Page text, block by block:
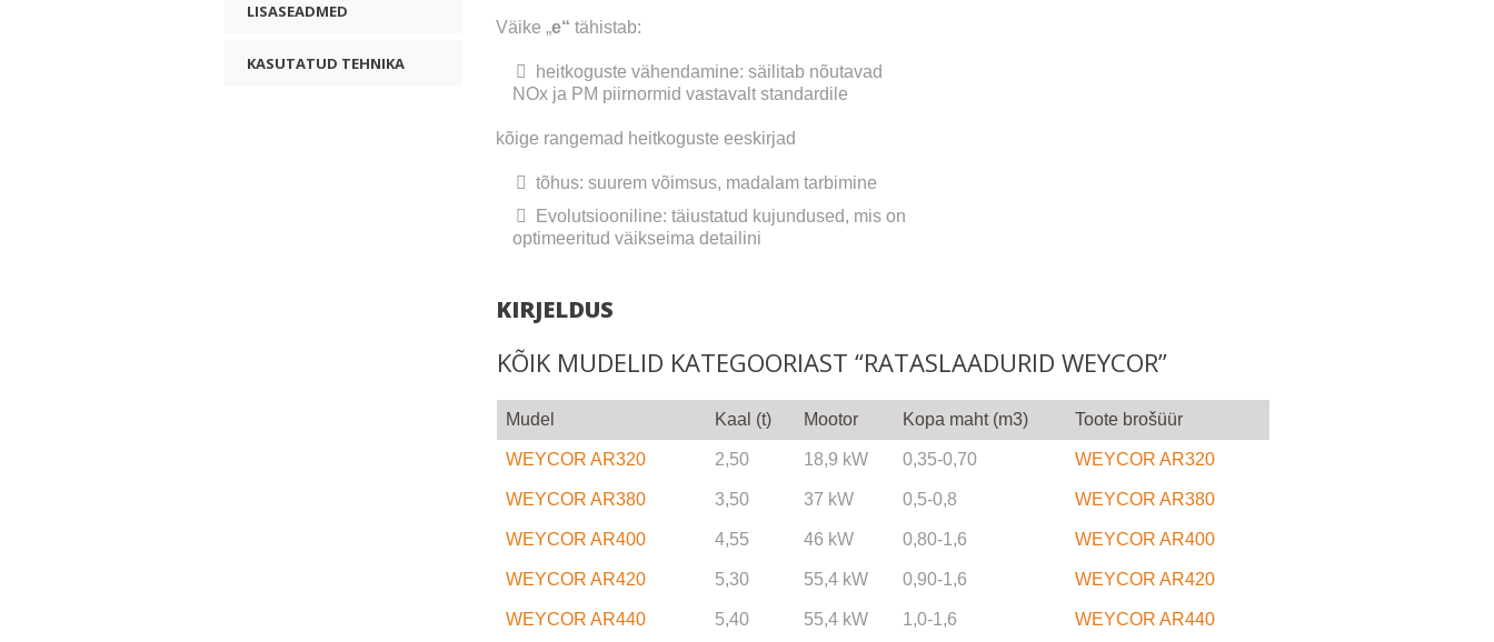
Väike „e“ tähistab:
heitkoguste vähendamine: säilitab nõutavad
NOx ja PM piirnormid vastavalt standardile
kõige rangemad heitkoguste eeskirjad
tõhus: suurem võimsus, madalam tarbimine
Evolutsiooniline: täiustatud kujundused, mis on
optimeeritud väikseima detailini
KIRJELDUS
KÕIK MUDELID KATEGOORIAST “RATASLAADURID WEYCOR”
Mudel Kaal (t) Mootor Kopa maht (m3) Toote brošüür
WEYCOR AR320 2,50 18,9 kW 0,35-0,70 WEYCOR AR320
WEYCOR AR380 3,50 37 kW 0,5-0,8 WEYCOR AR380
WEYCOR AR400 4,55 46 kW 0,80-1,6 WEYCOR AR400
WEYCOR AR420 5,30 55,4 kW 0,90-1,6 WEYCOR AR420
WEYCOR AR440 5,40 55,4 kW 1,0-1,6 WEYCOR AR440
LISASEADMED
KASUTATUD TEHNIKA